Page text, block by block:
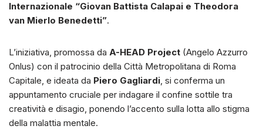
Internazionale “Giovan Battista Calapai e Theodora
van Mierlo Benedetti”.
L’iniziativa, promossa da A-HEAD Project (Angelo Azzurro
Onlus) con il patrocinio della Città Metropolitana di Roma
Capitale, e ideata da Piero Gagliardi, si conferma un
appuntamento cruciale per indagare il confine sottile tra
creatività e disagio, ponendo l’accento sulla lotta allo stigma
della malattia mentale.